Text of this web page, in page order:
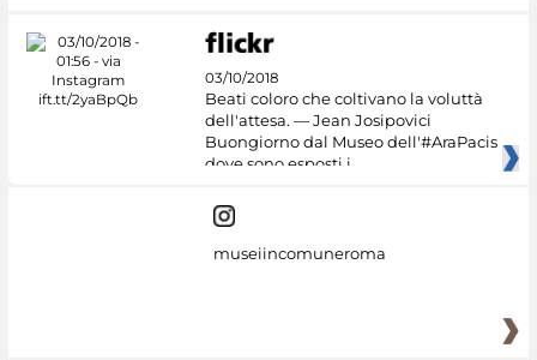
03/10/2018
Beati coloro che coltivano la voluttà
dell'attesa. — Jean Josipovici
Buongiorno dal Museo dell'#AraPacis
dove sono esposti i
museiincomuneroma